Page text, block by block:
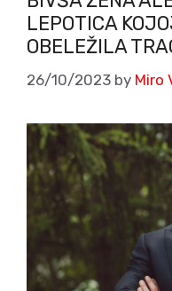
LEPOTICA
OBELEŽILA
26/10/2023 by Miro